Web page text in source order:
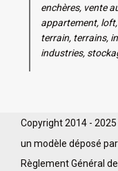
enchères, vente
appartement,
terrain, terrains,
industries,
Copyright 2014 -
un modèle déposé par
Règlement Général